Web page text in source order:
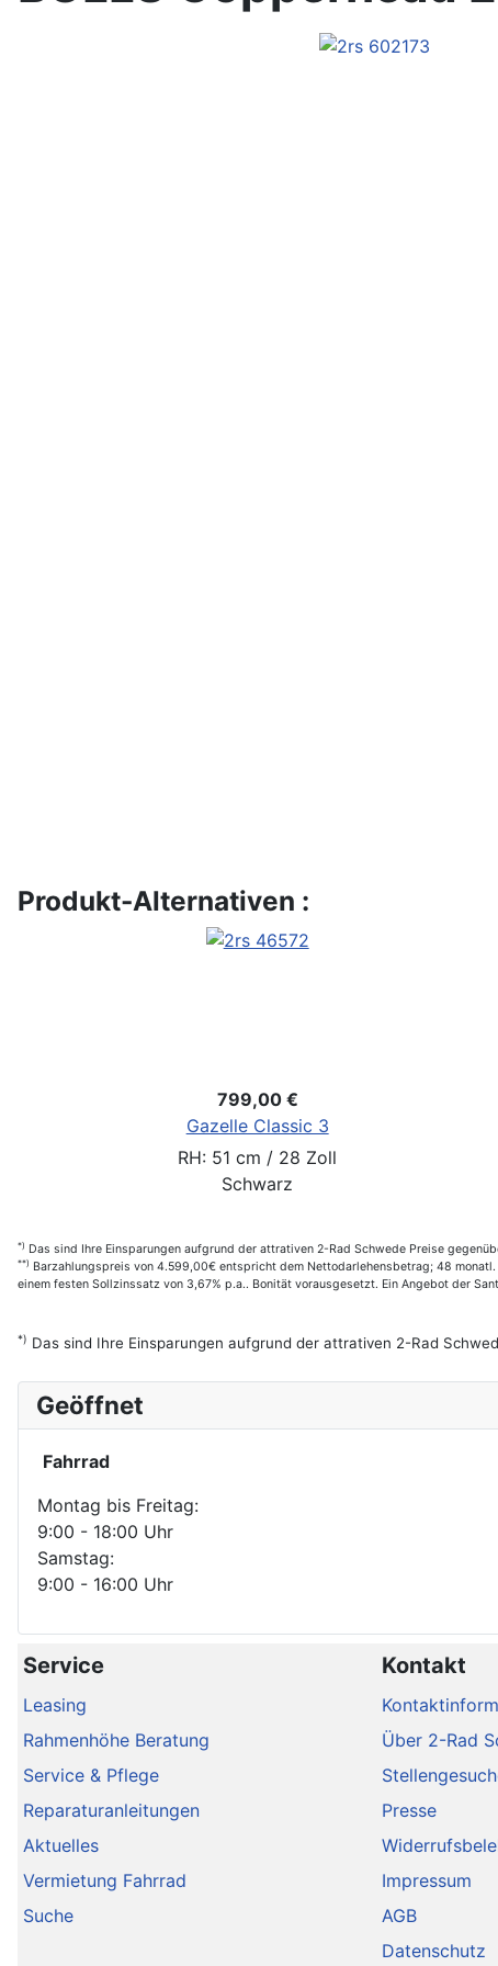
Produkt-Alternativen :
799,00 €
Gazelle Classic 3
RH: 51 cm / 28 Zoll
Schwarz
*) Das sind Ihre Einsparungen aufgrund der attrativen 2-Rad Schwede Preise
**) Barzahlungspreis von 4.599,00€ entspricht dem Nettodarlehensbetrag; 48
einem festen Sollzinssatz von 3,67% p.a.. Bonität vorausgesetzt. Ein Angebot der
*) Das sind Ihre Einsparungen aufgrund der attrativen 2-Rad
Geöffnet
Fahrrad
Montag bis Freitag:
9:00 - 18:00 Uhr
Samstag:
9:00 - 16:00 Uhr
Service
Leasing
Rahmenhöhe Beratung
Service & Pflege
Reparaturanleitungen
Aktuelles
Vermietung Fahrrad
Suche
Kontakt
Über 2-Rad
Presse
Impressum
AGB
Datenschutz